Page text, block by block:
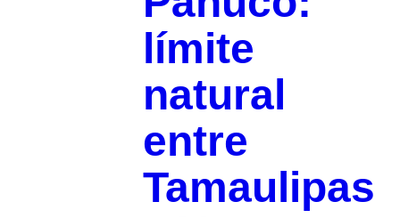
límite
natural
entre
Tamaulipas